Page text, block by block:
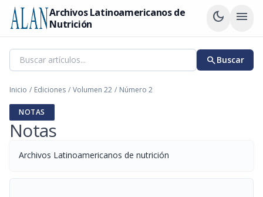
Archivos Latinoamericanos de
Nutrición
dark_mode menu
searchBuscar
Inicio / Ediciones / Volumen 22 / Número 2
NOTAS
Notas
Archivos Latinoamericanos de nutrición